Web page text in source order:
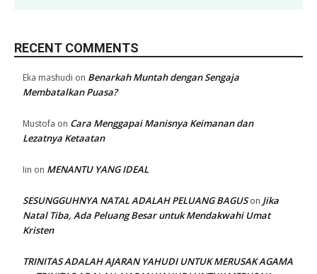
RECENT COMMENTS
Eka mashudi on Benarkah Muntah dengan Sengaja
Membatalkan Puasa?
Mustofa on Cara Menggapai Manisnya Keimanan dan
Lezatnya Ketaatan
Iin on MENANTU YANG IDEAL
SESUNGGUHNYA NATAL ADALAH PELUANG BAGUSon Jika
Natal Tiba, Ada Peluang Besar untuk Mendakwahi Umat
Kristen
TRINITAS ADALAH AJARAN YAHUDI UNTUK MERUSAK AGAMA